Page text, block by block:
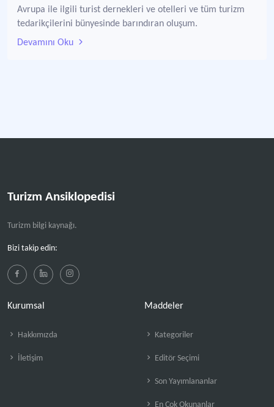
Avrupa ile ilgili turist dernekleri ve otelleri ve tüm turizm
tedarikçilerini bünyesinde barındıran oluşum.
Devamını Oku
Turizm Ansiklopedisi
Turizm bilgi kaynağı.
Bizi takip edin:
Kurumsal
Hakkımızda
İletişim
Maddeler
Kategoriler
Editör Seçimi
Son Yayımlananlar
En Çok Okunanlar